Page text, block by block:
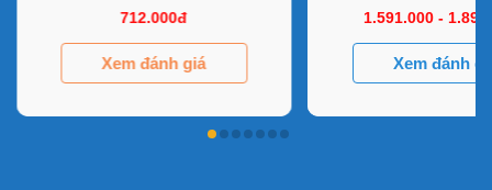
712.000đ
Xem đánh giá
1.591.000 -
Xem đánh